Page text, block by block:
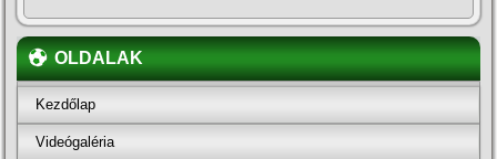
OLDALAK
Kezdőlap
Videógaléria